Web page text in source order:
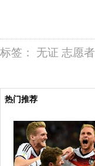
标签： 无证 志愿者
热门推荐